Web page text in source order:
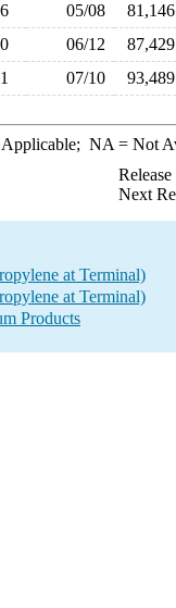
05/08
06/12
07/10
NA = Not
Next
at Terminal)
at Terminal)
Products